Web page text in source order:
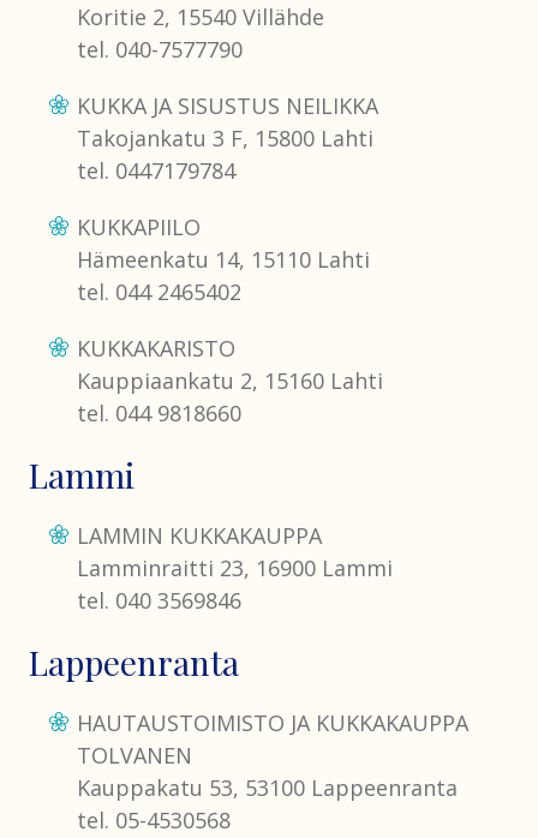
Koritie 2, 15540 Villähde
tel. 040-7577790
KUKKA JA SISUSTUS NEILIKKA
Takojankatu 3 F, 15800 Lahti
tel. 0447179784
KUKKAPIILO
Hämeenkatu 14, 15110 Lahti
tel. 044 2465402
KUKKAKARISTO
Kauppiaankatu 2, 15160 Lahti
tel. 044 9818660
Lammi
LAMMIN KUKKAKAUPPA
Lamminraitti 23, 16900 Lammi
tel. 040 3569846
Lappeenranta
HAUTAUSTOIMISTO JA KUKKAKAUPPA
TOLVANEN
Kauppakatu 53, 53100 Lappeenranta
tel. 05-4530568